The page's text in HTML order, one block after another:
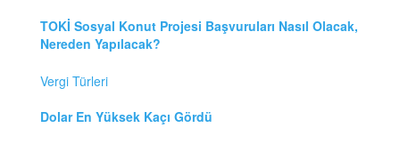
TOKİ Sosyal Konut Projesi Başvuruları Nasıl Olacak,
Nereden Yapılacak?
Vergi Türleri
Dolar En Yüksek Kaçı Gördü